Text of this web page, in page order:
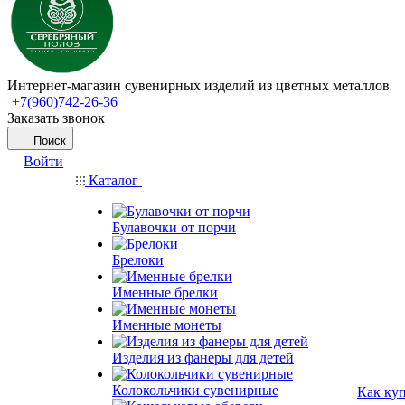
Интернет-магазин сувенирных изделий из цветных металлов
+7(960)742-26-36
Заказать звонок
Поиск
Войти
Каталог
Булавочки от порчи
Брелоки
Именные брелки
Именные монеты
Изделия из фанеры для детей
Колокольчики сувенирные Как